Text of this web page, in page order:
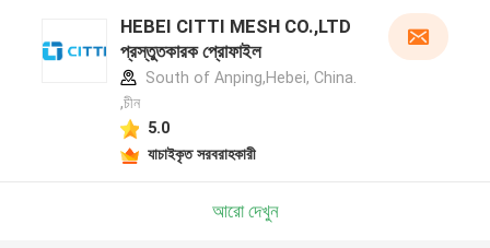
HEBEI CITTI MESH CO.,LTD
প্রস্তুতকারক প্রোফাইল
South of Anping,Hebei, China.
,চীন
5.0
যাচাইকৃত সরবরাহকারী
আরো দেখুন